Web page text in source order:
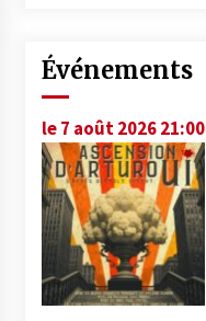
Événements
le 7 août 2026 21:00